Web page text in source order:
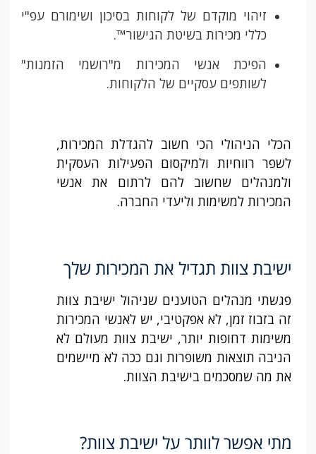
זיהוי מוקדם של לקוחות בסיכון ושימורם עפ"י
כללי מכירות בשיטת הגישור™.
הפיכת אנשי המכירות מ"רושמי הזמנות"
לשותפים עסקיים של הלקוחות.
הכלי הניהולי הכי חשוב להגדלת המכירות,
לשפר רווחיות ולמיקסום הפעילות העסקית
ולמנהלים שחשוב להם לרתום את אנשי
המכירות למשימות וליעדי החברה.
ישיבת צוות תגדיל את המכירות שלך
פגשתי מנהלים הטוענים שניהול ישיבת צוות
זה בזבוז זמן, לא אפקטיבי, יש לאנשי המכירות
משימות דחופות יותר, ישיבת צוות מעולם לא
הניבה תוצאות משופרות וגם ככה לא מיישמים
את מה שמסכמים בישיבת הצוות.
מתי אפשר לוותר על ישיבת צוות?